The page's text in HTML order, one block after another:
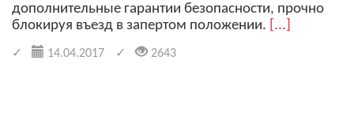
дополнительные гарантии безопасности, прочно
блокируя въезд в запертом положении.
[...]
14.04.2017 2643